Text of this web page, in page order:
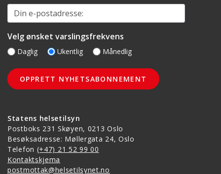
Statens helsetilsyn
Postboks 231 Skøyen, 0213 Oslo
Besøksadresse: Møllergata 24, Oslo
Telefon (+47) 21 52 99 00
Kontaktskjema
postmottak@helsetilsynet.no
Din e-postadresse:
Velg ønsket varslingsfrekvens
Daglig Ukentlig Månedlig